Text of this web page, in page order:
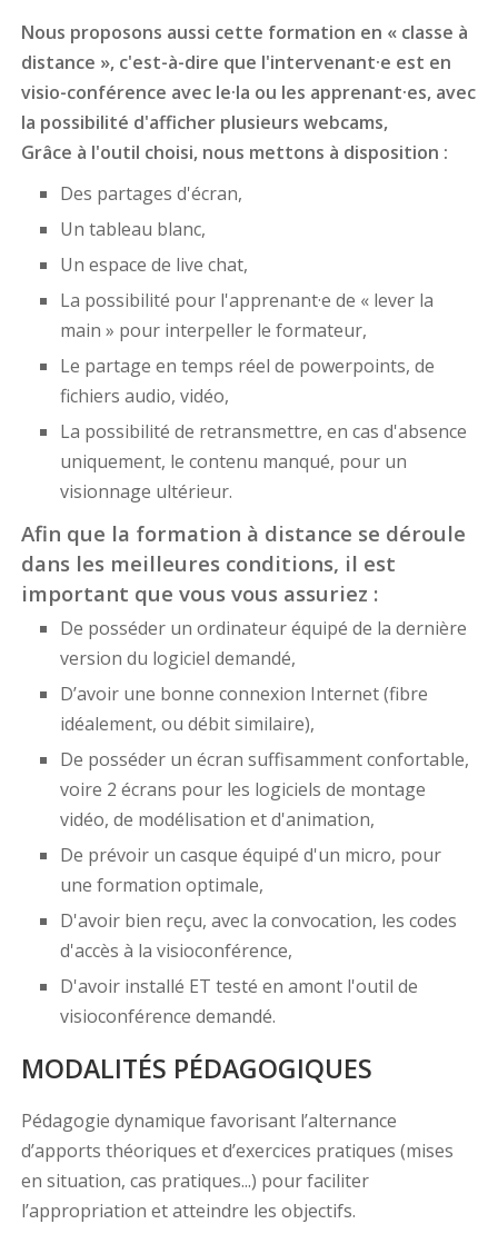
Nous proposons aussi cette formation en « classe à
distance », c'est-à-dire que l'intervenant·e est en
visio-conférence avec le·la ou les apprenant·es, avec
la possibilité d'afficher plusieurs webcams,
Grâce à l'outil choisi, nous mettons à disposition :
Des partages d'écran,
Un tableau blanc,
Un espace de live chat,
La possibilité pour l'apprenant·e de « lever la
main » pour interpeller le formateur,
Le partage en temps réel de powerpoints, de
fichiers audio, vidéo,
La possibilité de retransmettre, en cas d'absence
uniquement, le contenu manqué, pour un
visionnage ultérieur.
Afin que la formation à distance se déroule
dans les meilleures conditions, il est
important que vous vous assuriez :
De posséder un ordinateur équipé de la dernière
version du logiciel demandé,
D’avoir une bonne connexion Internet (fibre
idéalement, ou débit similaire),
De posséder un écran suffisamment confortable,
voire 2 écrans pour les logiciels de montage
vidéo, de modélisation et d'animation,
De prévoir un casque équipé d'un micro, pour
une formation optimale,
D'avoir bien reçu, avec la convocation, les codes
d'accès à la visioconférence,
D'avoir installé ET testé en amont l'outil de
visioconférence demandé.
MODALITÉS PÉDAGOGIQUES
Pédagogie dynamique favorisant l’alternance
d’apports théoriques et d’exercices pratiques (mises
en situation, cas pratiques...) pour faciliter
l’appropriation et atteindre les objectifs.